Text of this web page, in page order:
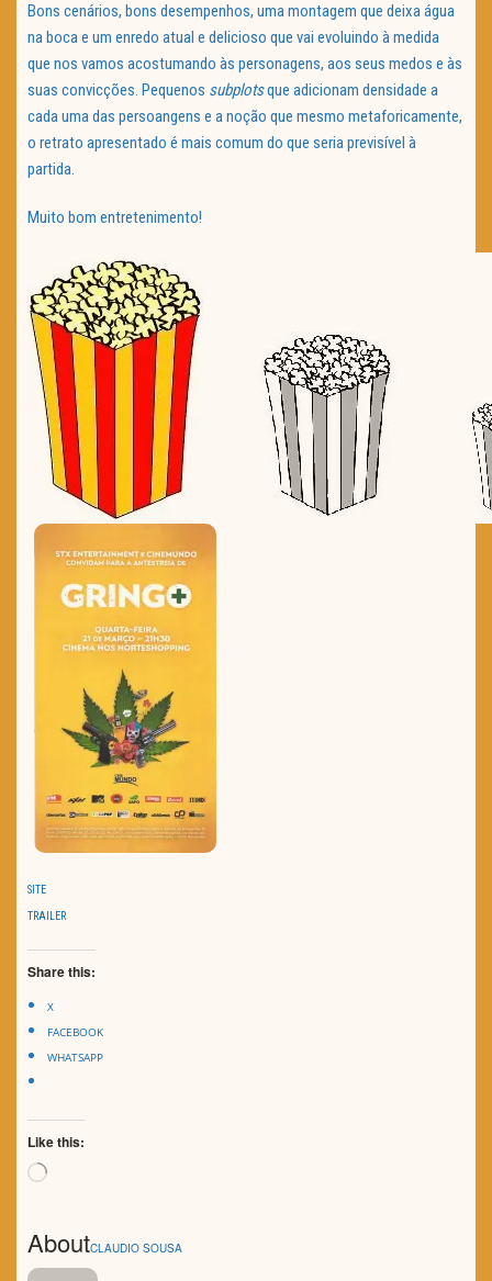
Bons cenários, bons desempenhos, uma montagem que deixa água
na boca e um enredo atual e delicioso que vai evoluindo à medida
que nos vamos acostumando às personagens, aos seus medos e às
suas convicções. Pequenos subplotsque adicionam densidade a
cada uma das persoangens e a noção que mesmo metaforicamente,
o retrato apresentado é mais comum do que seria previsível à
partida.
Muito bom entretenimento!
SITE
TRAILER
Share this:
X
FACEBOOK
WHATSAPP
Like this:
Loading…
AboutCLAUDIO SOUSA